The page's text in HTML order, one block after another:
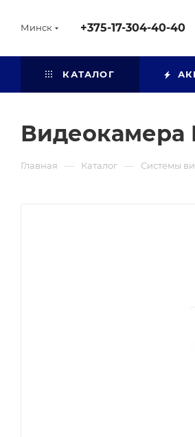
Минск +375-17-304-40-40
КАТАЛОГ
Видеокамера
Главная — Каталог — Системы